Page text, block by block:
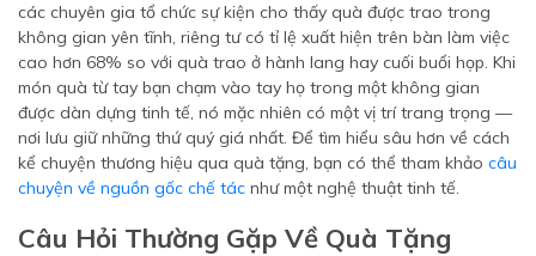
các chuyên gia tổ chức sự kiện cho thấy quà được trao trong
không gian yên tĩnh, riêng tư có tỉ lệ xuất hiện trên bàn làm việc
cao hơn 68% so với quà trao ở hành lang hay cuối buổi họp. Khi
món quà từ tay bạn chạm vào tay họ trong một không gian
được dàn dựng tinh tế, nó mặc nhiên có một vị trí trang trọng —
nơi lưu giữ những thứ quý giá nhất. Để tìm hiểu sâu hơn về cách
kể chuyện thương hiệu qua quà tặng, bạn có thể tham khảo câu
chuyện về nguồn gốc chế tác như một nghệ thuật tinh tế.
Câu Hỏi Thường Gặp Về Quà Tặng